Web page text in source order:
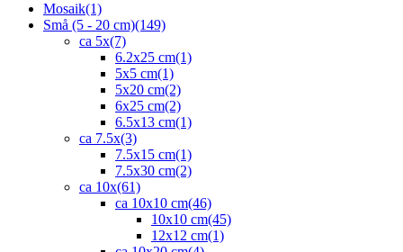
Mosaik(1)
Små (5 - 20 cm)(149)
ca 5x(7)
6.2x25 cm(1)
5x5 cm(1)
5x20 cm(2)
6x25 cm(2)
6.5x13 cm(1)
ca 7.5x(3)
7.5x15 cm(1)
7.5x30 cm(2)
ca 10x(61)
ca 10x10 cm(46)
10x10 cm(45)
12x12 cm(1)